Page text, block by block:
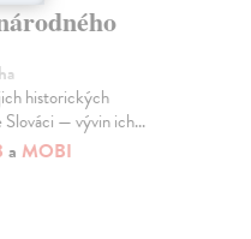
z Dunajskej
desať rokov od vydania
z Dunajskej ulice" a
Na stiahnutie ako